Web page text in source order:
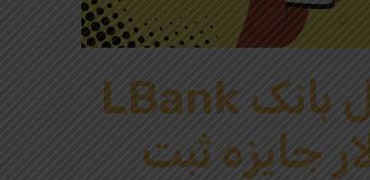
کد دعوت صرافی ال بانک LBank
با 5 دلار جایزه ثبت